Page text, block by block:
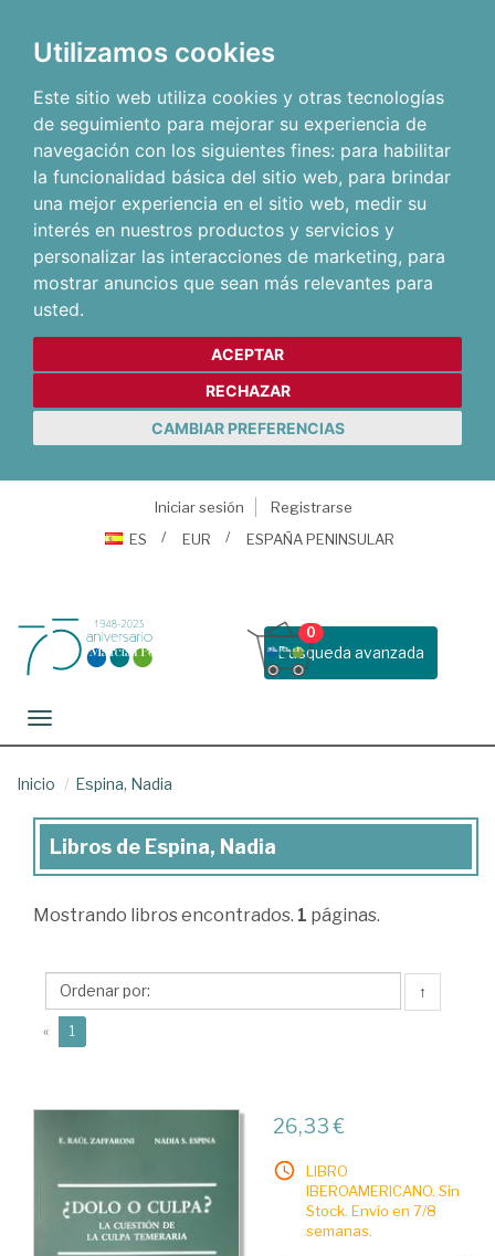
Utilizamos cookies
Este sitio web utiliza cookies y otras tecnologías
de seguimiento para mejorar su experiencia de
navegación con los siguientes fines: para habilitar
la funcionalidad básica del sitio web, para brindar
una mejor experiencia en el sitio web, medir su
interés en nuestros productos y servicios y
personalizar las interacciones de marketing, para
mostrar anuncios que sean más relevantes para
usted.
ACEPTAR
RECHAZAR
CAMBIAR PREFERENCIAS
Iniciar sesión
Registrarse
ES
EUR ESPAÑA PENINSULAR
Busqueda avanzada
0
Toggle navigation
Inicio Espina, Nadia
Libros
Espina,
Libros de Espina, Nadia
Mostrando libros encontrados. 1 páginas.
↑
« 1
26,33 €
LIBRO
IBEROAMERICANO. Sin
Stock. Envío en 7/8
semanas.